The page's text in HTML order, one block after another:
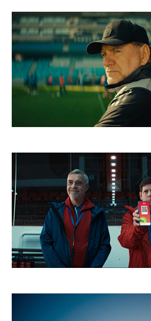
Telekom Escape
Niké Hviezdy v tieni
Kaufland Tréner